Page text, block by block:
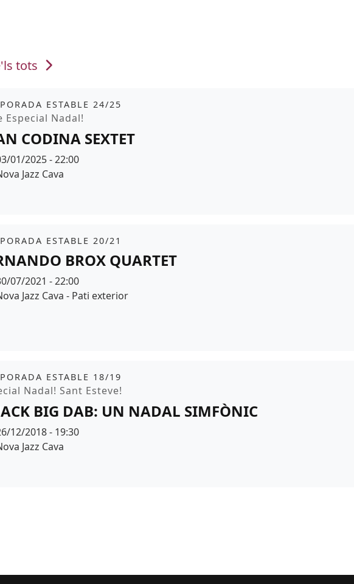
tots
ESTABLE 24/25
Especial Nadal!
CODINA SEXTET
01/2025 - 22:00
Jazz Cava
ESTABLE 20/21
BROX QUARTET
07/2021 - 22:00
Jazz Cava - Pati exterior
ESTABLE 18/19
Nadal! Sant Esteve!
BIG DAB: UN NADAL SIMFÒNIC
12/2018 - 19:30
Jazz Cava